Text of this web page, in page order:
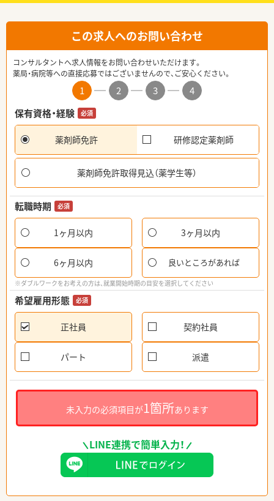
この求人へのお問い合わせ
コンサルタントへ求人情報をお問い合わせいただけます。
薬局・病院等への直接応募ではございませんので、ご安心ください。
1 2 3
4
保有資格・経験
必須
薬剤師免許 研修認定薬剤師
薬剤師免許取得見込（薬学生等）
転職時期 必須
1ヶ月以内 3ヶ月以内
6ヶ月以内 良いところがあれば
※ダブルワークをお考えの方は、就業開始時期の目安を選択してください
希望雇用形態 必須
正社員 契約社員
パート 派遣
未入力の必須項目が1箇所あります
LINE連携で簡単入力！